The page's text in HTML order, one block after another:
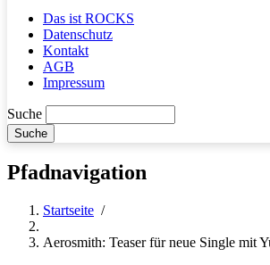
Das ist ROCKS
Datenschutz
Kontakt
AGB
Impressum
Suche
Pfadnavigation
Startseite /
Aerosmith: Teaser für neue Single mit